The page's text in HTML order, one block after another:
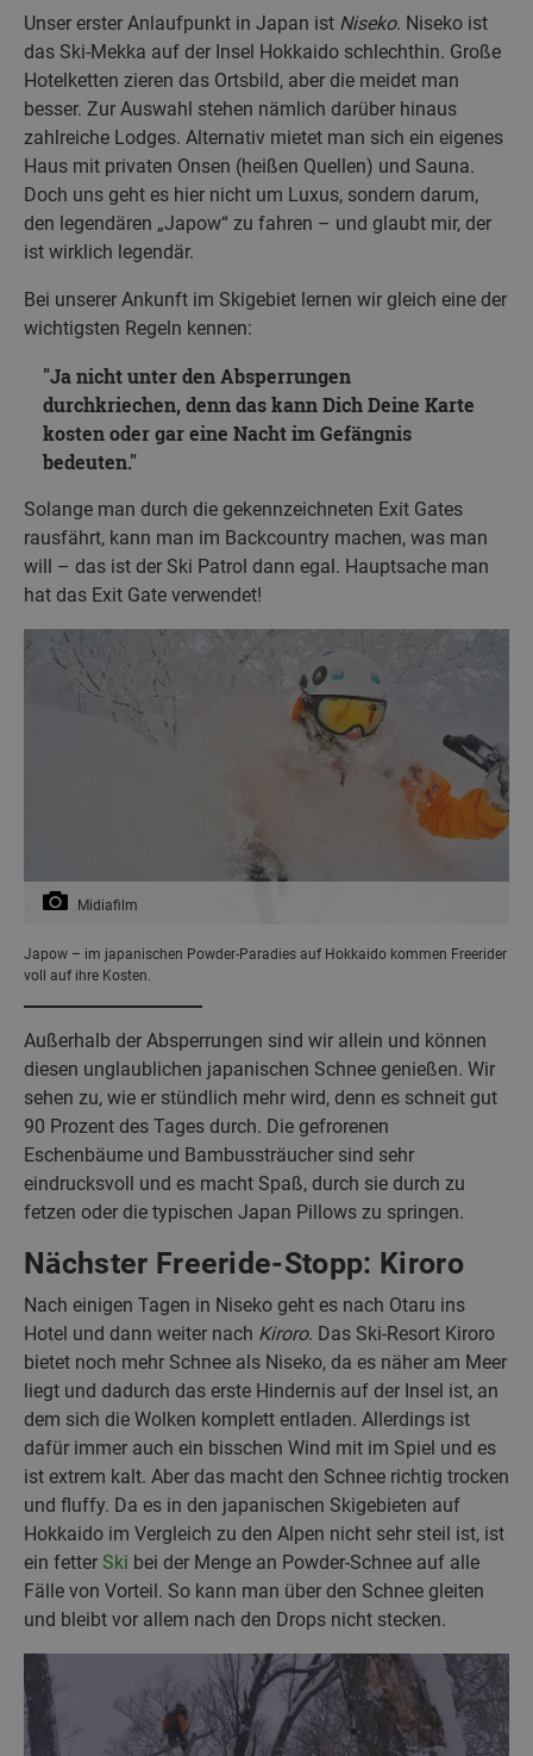
Unser erster Anlaufpunkt in Japan ist Niseko. Niseko ist
das Ski-Mekka auf der Insel Hokkaido schlechthin. Große
Hotelketten zieren das Ortsbild, aber die meidet man
besser. Zur Auswahl stehen nämlich darüber hinaus
zahlreiche Lodges. Alternativ mietet man sich ein eigenes
Haus mit privaten Onsen (heißen Quellen) und Sauna.
Doch uns geht es hier nicht um Luxus, sondern darum,
den legendären „Japow“ zu fahren – und glaubt mir, der
ist wirklich legendär.
Bei unserer Ankunft im Skigebiet lernen wir gleich eine der
wichtigsten Regeln kennen:
Ja nicht unter den Absperrungen
durchkriechen, denn das kann Dich Deine Karte
kosten oder gar eine Nacht im Gefängnis
bedeuten.
Solange man durch die gekennzeichneten Exit Gates
rausfährt, kann man im Backcountry machen, was man
will – das ist der Ski Patrol dann egal. Hauptsache man
hat das Exit Gate verwendet!
Midiafilm
Japow – im japanischen Powder-Paradies auf Hokkaido kommen Freerider
voll auf ihre Kosten.
Außerhalb der Absperrungen sind wir allein und können
diesen unglaublichen japanischen Schnee genießen. Wir
sehen zu, wie er stündlich mehr wird, denn es schneit gut
90 Prozent des Tages durch. Die gefrorenen
Eschenbäume und Bambussträucher sind sehr
eindrucksvoll und es macht Spaß, durch sie durch zu
fetzen oder die typischen Japan Pillows zu springen.
Nächster Freeride-Stopp: Kiroro
Nach einigen Tagen in Niseko geht es nach Otaru ins
Hotel und dann weiter nach Kiroro. Das Ski-Resort Kiroro
bietet noch mehr Schnee als Niseko, da es näher am Meer
liegt und dadurch das erste Hindernis auf der Insel ist, an
dem sich die Wolken komplett entladen. Allerdings ist
dafür immer auch ein bisschen Wind mit im Spiel und es
ist extrem kalt. Aber das macht den Schnee richtig trocken
und fluffy. Da es in den japanischen Skigebieten auf
Hokkaido im Vergleich zu den Alpen nicht sehr steil ist, ist
ein fetter Ski bei der Menge an Powder-Schnee auf alle
Fälle von Vorteil. So kann man über den Schnee gleiten
und bleibt vor allem nach den Drops nicht stecken.